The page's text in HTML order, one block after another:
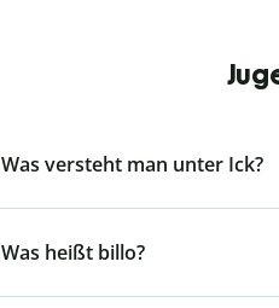
Was versteht man unter Ick?
Was heißt billo?